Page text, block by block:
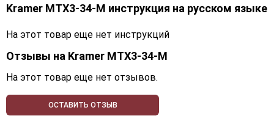
Kramer MTX3-34-M инструкция на русском языке
На этот товар еще нет инструкций
Отзывы на Kramer MTX3-34-M
На этот товар еще нет отзывов.
ОСТАВИТЬ ОТЗЫВ